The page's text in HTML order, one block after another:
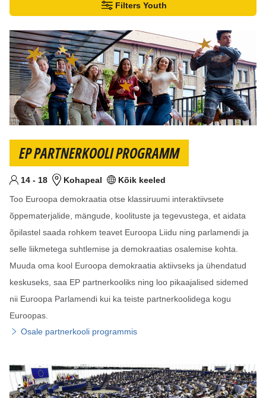
Filters Youth
Leitud tulemusi:11
EP PARTNERKOOLI PROGRAMM
Sihtvanus
Alates
14 - Kuni
18aastat
KohtKohapeal Keel(ed)
Kõik keeled
Too Euroopa demokraatia otse klassiruumi interaktiivsete
õppematerjalide, mängude, koolituste ja tegevustega, et aidata
õpilastel saada rohkem teavet Euroopa Liidu ning parlamendi ja
selle liikmetega suhtlemise ja demokraatias osalemise kohta.
Muuda oma kool Euroopa demokraatia aktiivseks ja ühendatud
keskuseks, saa EP partnerkooliks ning loo pikaajalised sidemed
nii Euroopa Parlamendi kui ka teiste partnerkoolidega kogu
Euroopas.
Osale partnerkooli programmis